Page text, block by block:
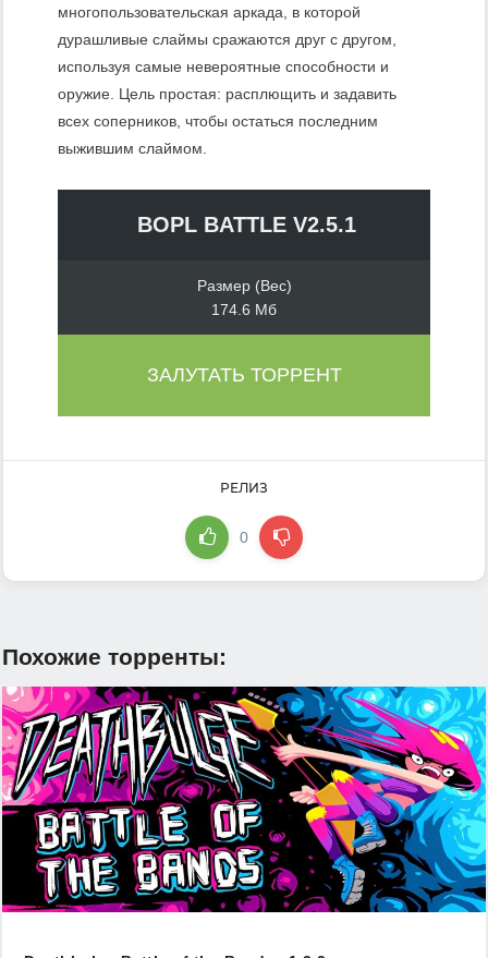
многопользовательская аркада, в которой
дурашливые слаймы сражаются друг с другом,
используя самые невероятные способности и
оружие. Цель простая: расплющить и задавить
всех соперников, чтобы остаться последним
выжившим слаймом.
BOPL BATTLE V2.5.1
Размер (Вес)
174.6 Мб
ЗАЛУТАТЬ ТОРРЕНТ
РЕЛИЗ
0
Похожие торренты: